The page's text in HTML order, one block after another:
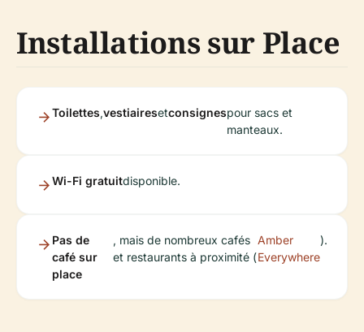
Installations sur Place
Toilettes,vestiairesetconsignespour sacs et
manteaux.
Wi-Fi gratuitdisponible.
Pas de
café sur
place
, mais de nombreux cafés
et restaurants à proximité (
Amber
Everywhere
).